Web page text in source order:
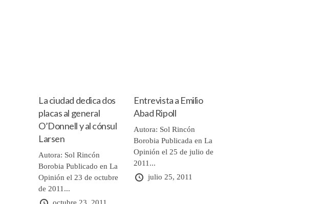
La ciudad dedica dos
placas al general
O’Donnell y al cónsul
Larsen
Autora: Sol Rincón
Borobia Publicado en La
Opinión el 23 de octubre
de 2011...
octubre 23, 2011
Entrevista a Emilio
Abad Ripoll
Autora: Sol Rincón
Borobia Publicada en La
Opinión el 25 de julio de
2011...
julio 25, 2011